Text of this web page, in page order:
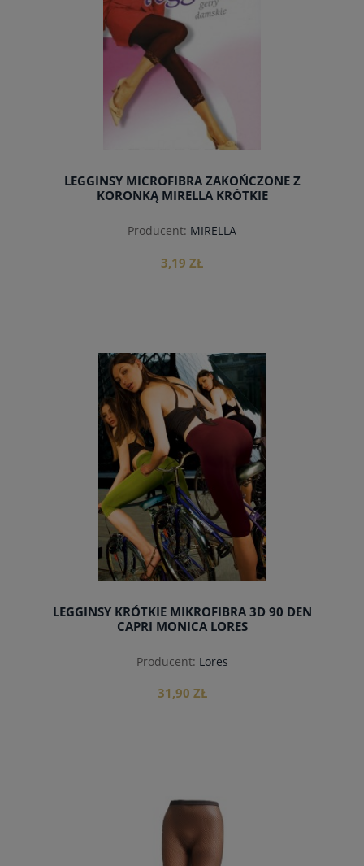
LEGGINSY MICROFIBRA ZAKOŃCZONE Z
KORONKĄ MIRELLA KRÓTKIE
Producent: MIRELLA
3,19 ZŁ
do koszyka
LEGGINSY KRÓTKIE MIKROFIBRA 3D 90 DEN
CAPRI MONICA LORES
Producent: Lores
31,90 ZŁ
do koszyka